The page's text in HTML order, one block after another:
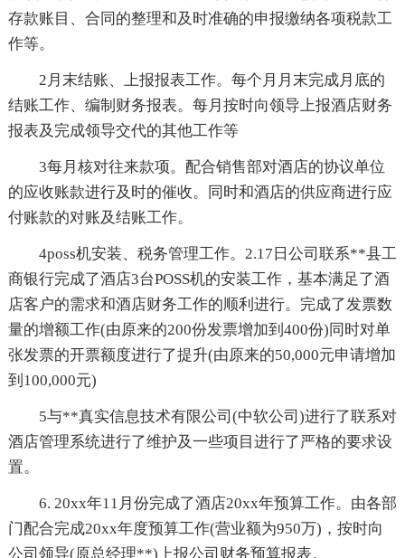
存款账目、合同的整理和及时准确的申报缴纳各项税款工
作等。
2月末结账、上报报表工作。每个月月末完成月底的
结账工作、编制财务报表。每月按时向领导上报酒店财务
报表及完成领导交代的其他工作等
3每月核对往来款项。配合销售部对酒店的协议单位
的应收账款进行及时的催收。同时和酒店的供应商进行应
付账款的对账及结账工作。
4poss机安装、税务管理工作。2.17日公司联系**县工
商银行完成了酒店3台POSS机的安装工作，基本满足了酒
店客户的需求和酒店财务工作的顺利进行。完成了发票数
量的增额工作(由原来的200份发票增加到400份)同时对单
张发票的开票额度进行了提升(由原来的50,000元申请增加
到100,000元)
5与**真实信息技术有限公司(中软公司)进行了联系对
酒店管理系统进行了维护及一些项目进行了严格的要求设
置。
6. 20xx年11月份完成了酒店20xx年预算工作。由各部
门配合完成20xx年度预算工作(营业额为950万)，按时向
公司领导(原总经理**)上报公司财务预算报表。